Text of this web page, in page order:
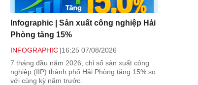
Infographic | Sản xuất công nghiệp Hải
Phòng tăng 15%
INFOGRAPHIC 16:25 07/08/2026
7 tháng đầu năm 2026, chỉ số sản xuất công
nghiệp (IIP) thành phố Hải Phòng tăng 15% so
với cùng kỳ năm trước.